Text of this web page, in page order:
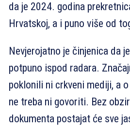
da je 2024. godina
Hrvatskoj, a i puno više od
Nevjerojatno je činjenica da
potpuno ispod radara.
poklonili ni crkveni mediji, a
ne treba ni govoriti. Bez
dokumenta postajat će sve